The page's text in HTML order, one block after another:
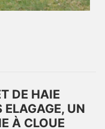
DE HAIE
UN
À CLOUE